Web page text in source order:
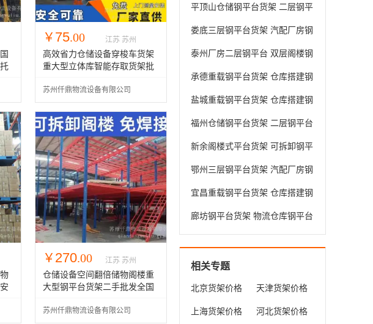
￥ 75.00 江苏 苏州
高效省力仓储设备穿梭车货架
重大型立体库智能存取货架批
苏州仟鼎物流设备有限公司
￥ 270.00 江苏 苏州
仓储设备空间翻倍储物阁楼重
大型钢平台货架二手批发全国
苏州仟鼎物流设备有限公司
平顶山仓储钢平台货架 二层钢平
台货架 多层钢平台 承重强
娄底三层钢平台货架 汽配厂房钢
结构平台 非标定制钢平台 厂家
泰州厂房二层钢平台 双层阁楼钢
平台定制 仓储钢平台 防腐蚀
承德重载钢平台货架 仓库搭建钢
平台 厂房钢平台 ***承重
盐城重载钢平台货架 仓库搭建钢
平台 五金库房钢平台 优质钢材
福州仓储钢平台货架 二层钢平台
货架 非标定制钢平台 承重强
新余阁楼式平台货架 可拆卸钢平
台货架 二层储物钢平台 加厚加
鄂州三层钢平台货架 汽配厂房钢
结构平台 物流钢平台 规格齐全
宜昌重载钢平台货架 仓库搭建钢
平台 多层钢平台 规格齐全
廊坊钢平台货架 物流仓库钢平台
重型钢平台 免费测量
相关专题
北京货架价格 天津货架价格
上海货架价格 河北货架价格